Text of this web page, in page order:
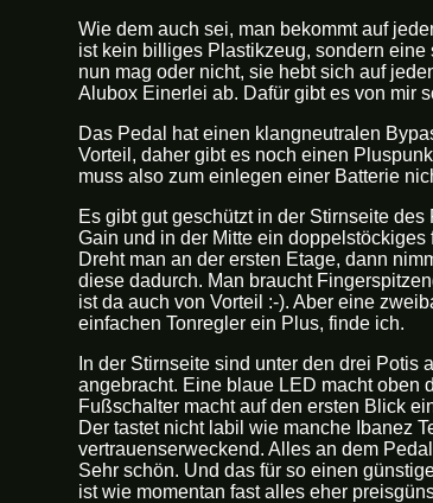
Wie dem auch sei, man bekommt auf
ist kein billiges Plastikzeug, sondern
nun mag oder nicht, sie hebt sich auf
Alubox Einerlei ab. Dafür gibt es von mir
Das Pedal hat einen klangneutralen
Vorteil, daher gibt es noch einen
muss also zum einlegen einer Batterie
Es gibt gut geschützt in der Stirnseite
Gain und in der Mitte ein
Dreht man an der ersten Etage, dann
diese dadurch. Man braucht
ist da auch von Vorteil :-). Aber eine
einfachen Tonregler ein Plus, finde ich.
In der Stirnseite sind unter den drei
angebracht. Eine blaue LED macht oben
Fußschalter macht auf den ersten Blick
Der tastet nicht labil wie manche Ibanez
vertrauenserweckend. Alles an dem
Sehr schön. Und das für so einen
ist wie momentan fast alles eher